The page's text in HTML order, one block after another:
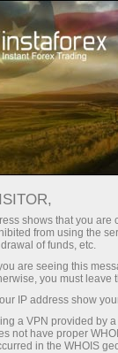
For Traders
Forex
USD/
shows that you are
from using the
of funds, etc.
are seeing this
you must leave
IP address show
a VPN provided by
not have proper
in the WHOIS